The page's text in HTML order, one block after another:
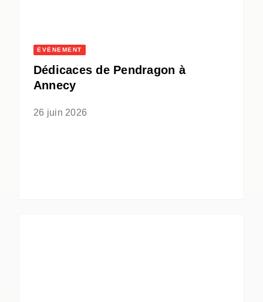
ÉVÈNEMENT
Dédicaces de Pendragon à
Annecy
26 juin 2026